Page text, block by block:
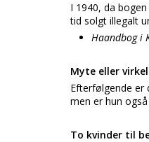
I 1940, da
tid solgt illegalt
Haandbog i
Myte eller
Efterfølgende er
men er hun
To kvinder til